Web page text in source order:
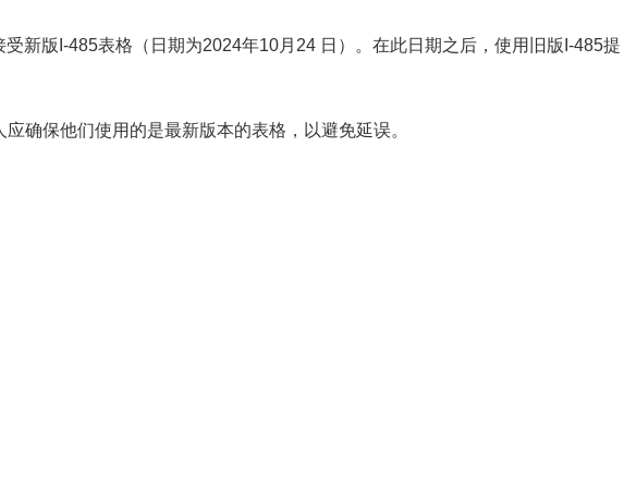
新版I-485表格（日期为2024年10月24 日）。在此日期之后，使用旧版I-485提
确保他们使用的是最新版本的表格，以避免延误。